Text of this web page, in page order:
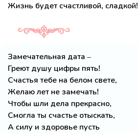
Жизнь будет счастливой, сладкой!
Замечательная дата –
Греют душу цифры пять!
Счастья тебе на белом свете,
Желаю лет не замечать!
Чтобы шли дела прекрасно,
Смогла ты счастье отыскать,
А силу и здоровье пусть